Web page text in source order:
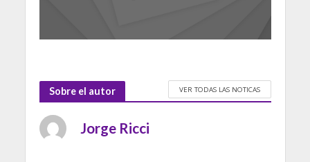
Sobre el autor VER TODAS LAS NOTICAS
Jorge Ricci